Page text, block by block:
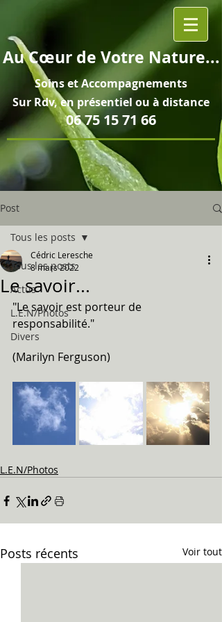
AuCœurde Votre Nature...
Soins etAccompagnements
Sur Rdv, en présentiel ou à distance
06 75 15 71 66
Post
Tous les posts
Actus
L.E.N/Photos
Divers
Tous les posts
Le savoir...
Cédric Leresche
8 mars 2022
"Le savoir est porteur de
responsabilité."
(Marilyn Ferguson)
L.E.N/Photos
Posts récents Voir tout